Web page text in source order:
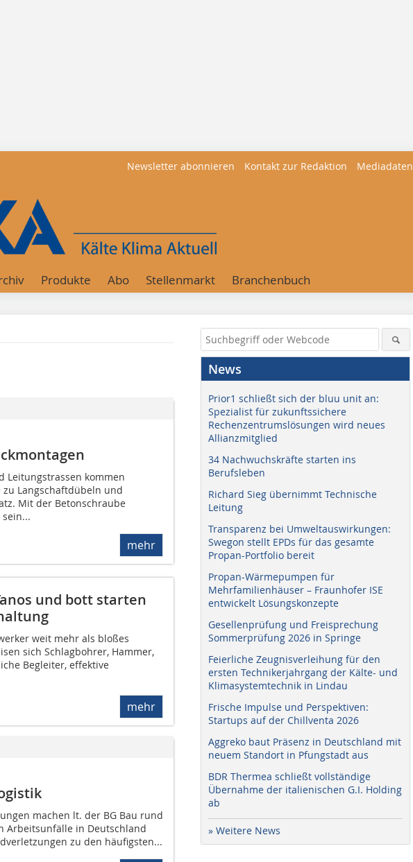
Newsletter abonnieren Kontakt zur Redaktion Mediadaten
Produkte Abo Stellenmarkt Branchenbuch
Leitungstrassen kommen
Langschaftdübeln und
Mit der Betonschraube
sein...
mehr
und bott starten
weit mehr als bloßes
sich Schlagbohrer, Hammer,
Begleiter, effektive
mehr
machen lt. der BG Bau rund
Arbeitsunfälle in Deutschland
zu den häufigsten...
News
Prior1 schließt sich der bluu unit an:
Spezialist für zukunftssichere
Rechenzentrumslösungen wird neues
Allianzmitglied
34 Nachwuchskräfte starten ins
Berufsleben
Richard Sieg übernimmt Technische
Leitung
Transparenz bei Umweltauswirkungen:
Swegon stellt EPDs für das gesamte
Propan-Portfolio bereit
Propan-Wärmepumpen für
Mehrfamilienhäuser – Fraunhofer ISE
entwickelt Lösungskonzepte
Gesellenprüfung und Freisprechung
Sommerprüfung 2026 in Springe
Feierliche Zeugnisverleihung für den
ersten Technikerjahrgang der Kälte- und
Klimasystemtechnik in Lindau
Frische Impulse und Perspektiven:
Startups auf der Chillventa 2026
Aggreko baut Präsenz in Deutschland mit
neuem Standort in Pfungstadt aus
BDR Thermea schließt vollständige
Übernahme der italienischen G.I. Holding
ab
» Weitere News